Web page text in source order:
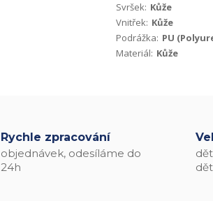
Svršek: Kůže
Vnitřek: Kůže
Podrážka: PU
Materiál: Kůže
Rychle zpracování
objednávek, odesíláme do
24h